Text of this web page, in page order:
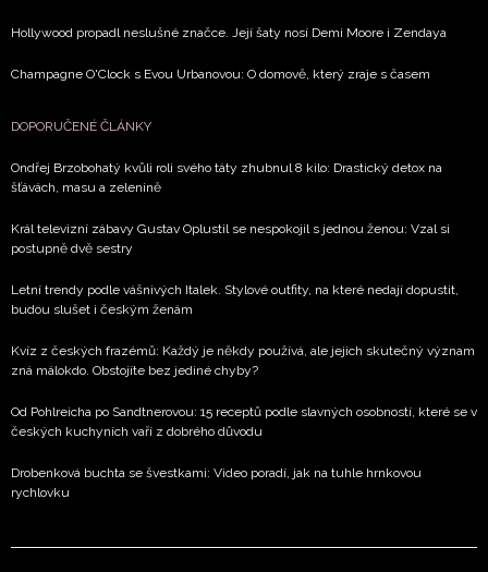
Hollywood propadl neslušné značce. Její šaty nosí Demi Moore i Zendaya
Champagne O'Clock s Evou Urbanovou: O domově, který zraje s časem
DOPORUČENÉ ČLÁNKY
Ondřej Brzobohatý kvůli roli svého táty zhubnul 8 kilo: Drastický detox na
šťávách, masu a zelenině
Král televizní zábavy Gustav Oplustil se nespokojil s jednou ženou: Vzal si
postupně dvě sestry
Letní trendy podle vášnivých Italek. Stylové outfity, na které nedají dopustit,
budou slušet i českým ženám
Kvíz z českých frazémů: Každý je někdy používá, ale jejich skutečný význam
zná málokdo. Obstojíte bez jediné chyby?
Od Pohlreicha po Sandtnerovou: 15 receptů podle slavných osobností, které se v
českých kuchyních vaří z dobrého důvodu
Drobenková buchta se švestkami: Video poradí, jak na tuhle hrnkovou
rychlovku